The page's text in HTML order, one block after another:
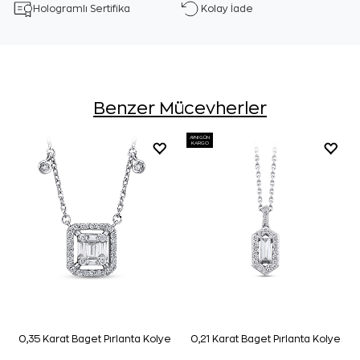
Hologramlı Sertifika Kolay İade
Benzer Mücevherler
0,35 Karat Baget Pırlanta Kolye
AYNI GÜN
KARGO
0,21 Karat Baget Pırlanta Kolye